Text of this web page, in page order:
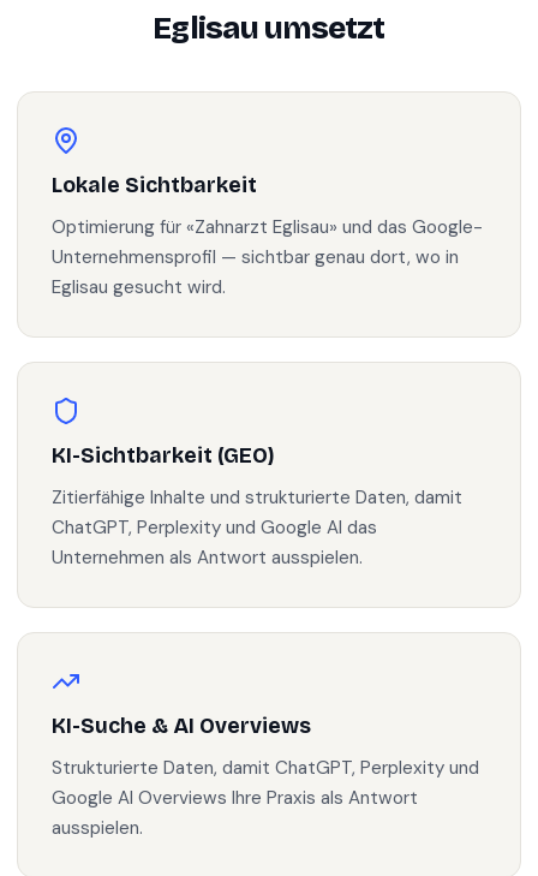
Eglisauumsetzt
Lokale Sichtbarkeit
Optimierung für «Zahnarzt Eglisau» und das Google-
Unternehmensprofil — sichtbar genau dort, wo in
Eglisau gesucht wird.
KI-Sichtbarkeit (GEO)
Zitierfähige Inhalte und strukturierte Daten, damit
ChatGPT, Perplexity und Google AI das
Unternehmen als Antwort ausspielen.
KI-Suche & AI Overviews
Strukturierte Daten, damit ChatGPT, Perplexity und
Google AI Overviews Ihre Praxis als Antwort
ausspielen.